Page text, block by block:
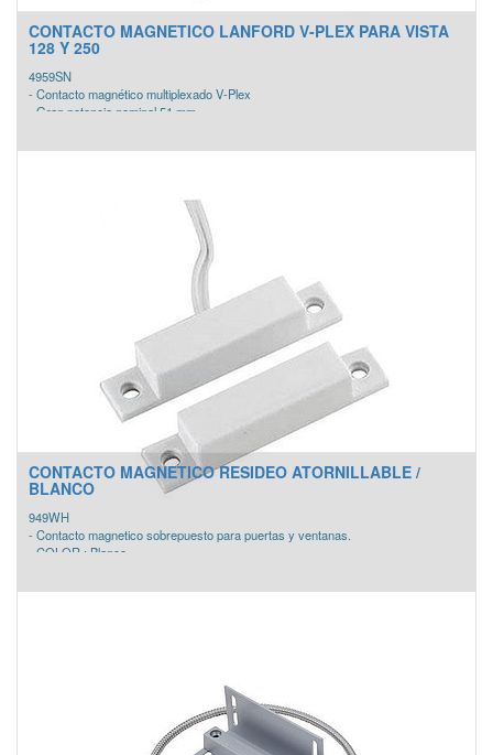
CONTACTO MAGNETICO LANFORD V-PLEX PARA VISTA
128 Y 250
4959SN
- Contacto magnético multiplexado V-Plex
- Gran potencia nominal 51 mm
CONTACTO MAGNETICO RESIDEO ATORNILLABLE /
BLANCO
949WH
- Contacto magnetico sobrepuesto para puertas y ventanas.
- COLOR : Blanco